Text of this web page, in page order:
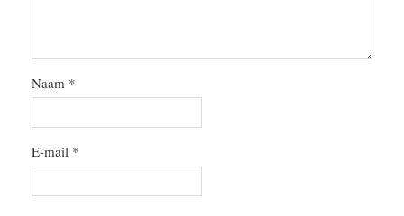
Naam *
E-mail *